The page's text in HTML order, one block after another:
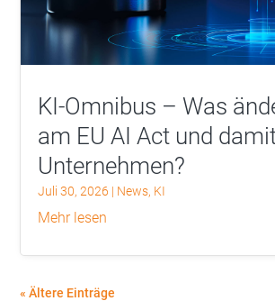
KI-Omnibus – Was
am EU AI Act und
Unternehmen?
Juli 30, 2026 | News, KI
mehr lesen
« Ältere Einträge